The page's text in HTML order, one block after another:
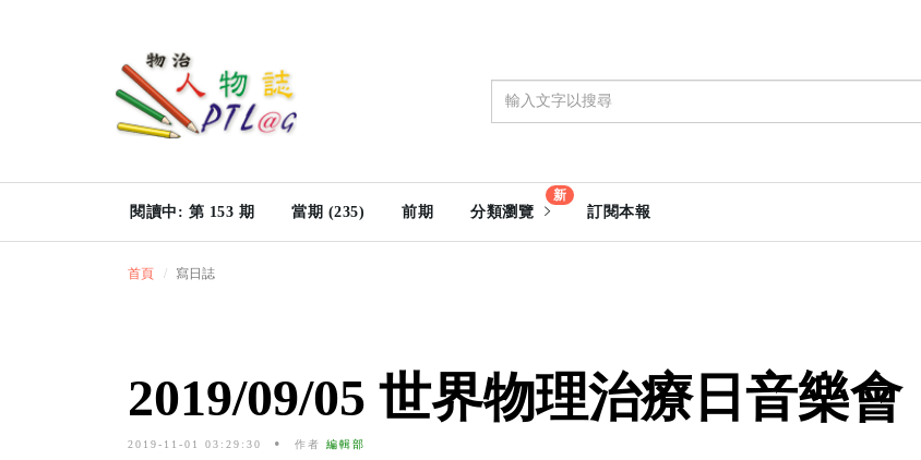
閱讀中: 第 153 期 當期 (235) 前期 分類瀏覽
新
訂閱本報
首頁 寫日誌
2019/09/05 世界物理治療日音樂會
2019-11-01 03:29:30 作者 編輯部